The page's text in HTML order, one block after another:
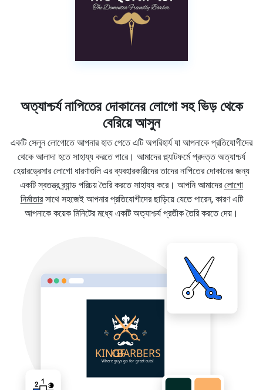
অত্যাশ্চর্য নাপিতের দোকানের লোগো সহ ভিড় থেকে
বেরিয়ে আসুন
একটি সেলুন লোগোতে আপনার হাত পেতে এটি অপরিহার্য যা আপনাকে প্রতিযোগীদের
থেকে আলাদা হতে সাহায্য করতে পারে। আমাদের প্ল্যাটফর্মে প্রদত্ত অত্যাশ্চর্য
হেয়ারড্রেসার লোগো ধারণাগুলি এর ব্যবহারকারীদের তাদের নাপিতের দোকানের জন্য
একটি স্বতন্ত্র ব্র্যান্ড পরিচয় তৈরি করতে সাহায্য করে। আপনি আমাদেরলোগো
নির্মাতারসাথে সহজেই আপনার প্রতিযোগীদের ছাড়িয়ে যেতে পারেন, কারণ এটি
আপনাকে কয়েক মিনিটের মধ্যে একটি অত্যাশ্চর্য প্রতীক তৈরি করতে দেয়।